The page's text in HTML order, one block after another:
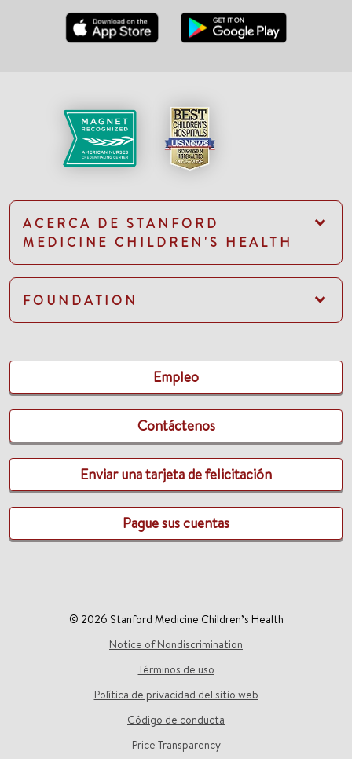
ACERCA DE STANFORD
MEDICINE CHILDREN'S HEALTH
FOUNDATION
Empleo
Contáctenos
Enviar una tarjeta de felicitación
Pague sus cuentas
© 2026 Stanford Medicine Children’s Health
Notice of Nondiscrimination
Términos de uso
Política de privacidad del sitio web
Código de conducta
Price Transparency